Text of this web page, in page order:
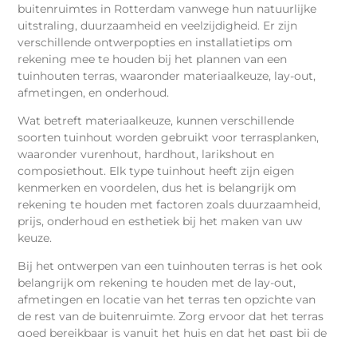
buitenruimtes in Rotterdam vanwege hun natuurlijke
uitstraling, duurzaamheid en veelzijdigheid. Er zijn
verschillende ontwerpopties en installatietips om
rekening mee te houden bij het plannen van een
tuinhouten terras, waaronder materiaalkeuze, lay-out,
afmetingen, en onderhoud.
Wat betreft materiaalkeuze, kunnen verschillende
soorten tuinhout worden gebruikt voor terrasplanken,
waaronder vurenhout, hardhout, larikshout en
composiethout. Elk type tuinhout heeft zijn eigen
kenmerken en voordelen, dus het is belangrijk om
rekening te houden met factoren zoals duurzaamheid,
prijs, onderhoud en esthetiek bij het maken van uw
keuze.
Bij het ontwerpen van een tuinhouten terras is het ook
belangrijk om rekening te houden met de lay-out,
afmetingen en locatie van het terras ten opzichte van
de rest van de buitenruimte. Zorg ervoor dat het terras
goed bereikbaar is vanuit het huis en dat het past bij de